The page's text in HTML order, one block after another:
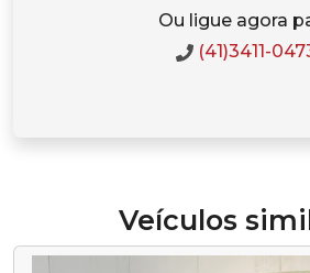
Ou ligue agora
(41)3411-
Veículos